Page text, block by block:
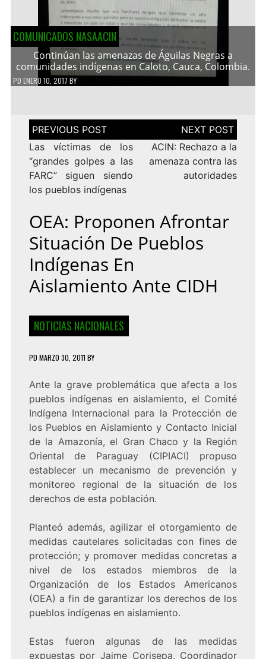
COMUNICADOS NASAACIN
Continúan las amenazas de Águilas Negras a
comunidades indígenas en Caloto, Cauca, Colombia.
PD ENERO 10, 2017 BY
Navegación
de
entradas
Las víctimas de los
“grandes golpes a las
FARC” siguen siendo
los pueblos indígenas
ACIN: Rechazo a la
amenaza contra las
autoridades
OEA: Proponen Afrontar
Situación De Pueblos
Indígenas En
Aislamiento Ante CIDH
NOTICIAS NACIONALES
PD MARZO 30, 2011 BY
Ante la grave problemática que afecta a los
pueblos indígenas en aislamiento, el Comité
Indígena Internacional para la Protección de
los Pueblos en Aislamiento y Contacto Inicial
de la Amazonía, el Gran Chaco y la Región
Oriental de Paraguay (CIPIACI) propuso
establecer un mecanismo de prevención y
monitoreo regional de la situación de los
derechos de esta población.
Planteó además, agilizar el otorgamiento de
medidas cautelares solicitadas con fines de
protección; y promover medidas concretas a
nivel de los estados miembros de la
Organización de los Estados Americanos
(OEA) a fin de garantizar los derechos de los
pueblos indígenas en aislamiento.
Estas fueron algunas de las medidas
expuestas por Jaime Corisepa, Coordinador